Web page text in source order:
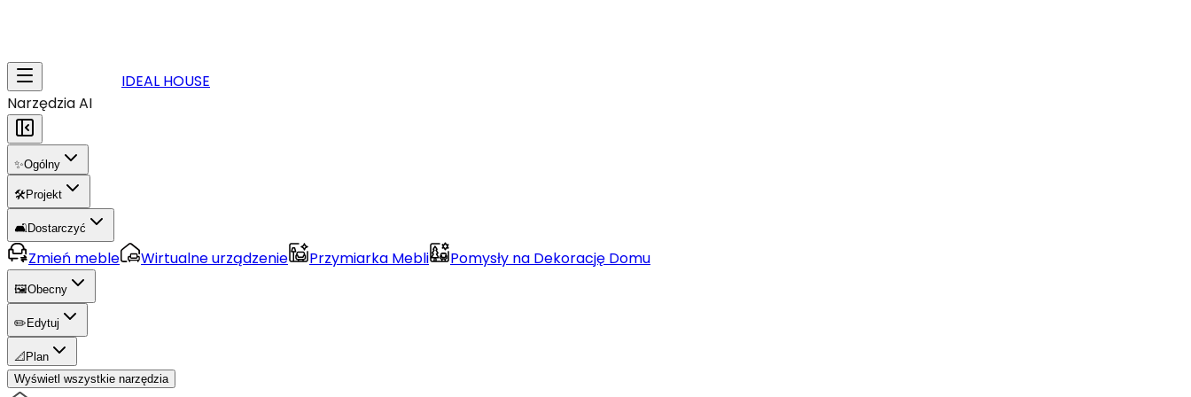
IDEAL HOUSE
Narzędzia AI
✨Ogólny
🛠️Projekt
🛋️Dostarczyć
Zmień meble Wirtualne urządzenie Przymiarka Mebli Pomysły na Dekorację Domu
🖼️Obecny
✏️ Edytuj
📐 Plan
Wyświetl wszystkie narzędzia